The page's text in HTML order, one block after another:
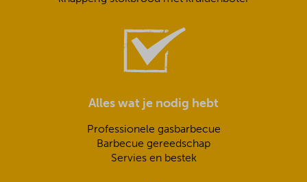
Alles wat je nodig hebt
Professionele gasbarbecue
Barbecue gereedschap
Servies en bestek